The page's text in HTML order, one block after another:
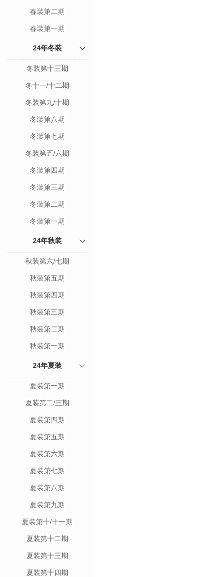
春装第二期
春装第一期
24年冬装
冬装第十三期
冬十一/十二期
冬装第九/十期
冬装第八期
冬装第七期
冬装第五/六期
冬装第四期
冬装第三期
冬装第二期
冬装第一期
24年秋装
秋装第六/七期
秋装第五期
秋装第四期
秋装第三期
秋装第二期
秋装第一期
24年夏装
夏装第一期
夏装第二/三期
夏装第四期
夏装第五期
夏装第六期
夏装第七期
夏装第八期
夏装第九期
夏装第十/十一期
夏装第十二期
夏装第十三期
夏装第十四期